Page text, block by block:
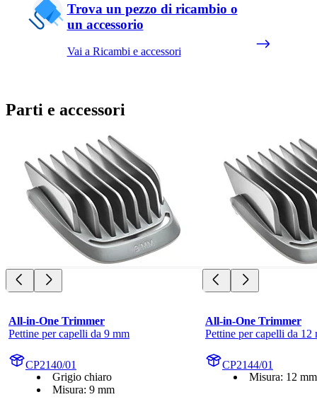
Trova un pezzo di ricambio o
un accessorio
Vai a Ricambi e accessori
Parti e accessori
All-in-One Trimmer
Pettine per capelli da 9 mm
CP2140/01
Grigio chiaro
Misura: 9 mm
All-in-One Trimmer
Pettine per capelli da 12
CP2144/01
Misura: 12 mm